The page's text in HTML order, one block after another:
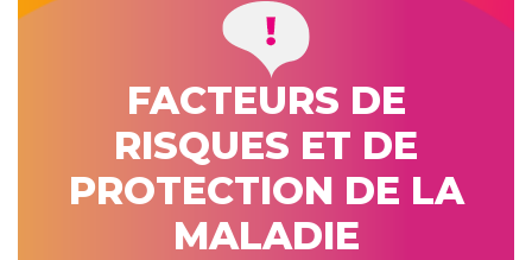
FACTEURS DE
RISQUES ET DE
PROTECTION DE LA
MALADIE